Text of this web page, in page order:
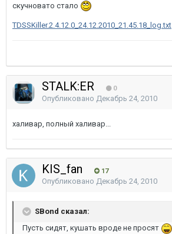
скучновато стало
TDSSKiller.2.4.12.0_24.12.2010_21.45.18_log.txt
STALK:ER 0
Опубликовано Декабрь 24, 2010
халивар, полный халивар...
KIS_fan 17
Опубликовано Декабрь 24, 2010
SBond сказал:
Пусть сидят, кушать вроде не просят